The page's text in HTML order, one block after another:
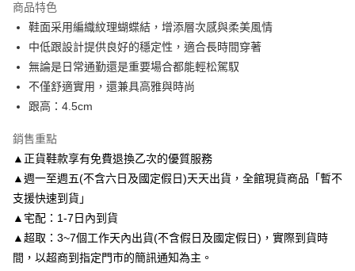
合作金庫商業銀行
華南商業銀行
彰化商業銀行
上海商業儲蓄銀行
台北富邦商業銀行
國泰世華商業銀行
兆豐國際商業銀行
臺灣中小企業銀行
台中商業銀行
匯豐（台灣）商業銀行
聯邦商業銀行
元大商業銀行
台新國際商業銀行
中國信託商業銀行
台灣樂天信用卡公司
6 期 0 利率 每期
華南商業銀行
彰化商業銀行
上海商業儲蓄銀行
台北富邦商業銀行
國泰世華商業銀行
兆豐國際商業銀行
臺灣中小企業銀行
聯邦商業銀行
元大商業銀行
永豐商業銀行
玉山商業銀行
星展（台灣）商業銀行
台新國際商業銀行
台灣樂天信用卡公司
LINE Pay
Apple Pay
街口支付
悠遊付
Google Pay
【關於「AFTEE先享後付」】
AFTEE先享後付是「在收到商品之後才付款」的支付方式。 讓您購物簡單
便利好安心！
ATM付款
商品特色
鞋面采用編織紋理蝴蝶結，增添層次感與柔美風情
中低跟設計提供良好的穩定性，適合長時間穿著
無論是日常通勤還是重要場合都能輕松駕馭
不僅舒適實用，還兼具高雅與時尚
跟高：4.5cm
銷售重點
▲正貨鞋款享有免費退換乙次的優質服務
▲週一至週五(不含六日及國定假日)天天出貨，全館現貨商品「暫不
支援快速到貨」
▲宅配：1-7日內到貨
▲超取：3~7個工作天內出貨(不含假日及國定假日)，實際到貨時
間，以超商到指定門市的簡訊通知為主。